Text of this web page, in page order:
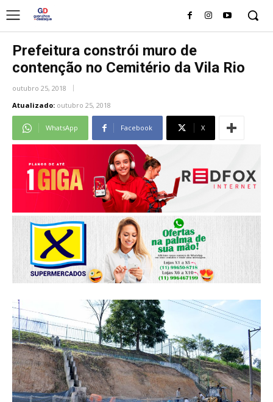
Prefeitura constrói muro de
contenção no Cemitério da Vila Rio
outubro 25, 2018
Atualizado: outubro 25, 2018
WhatsApp Facebook X